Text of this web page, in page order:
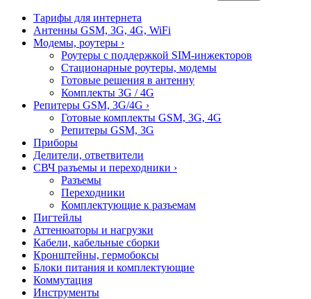
Тарифы для интернета
Антенны GSM, 3G, 4G, WiFi
Модемы, роутеры ›
Роутеры с поддержкой SIM-инжекторов
Стационарные роутеры, модемы
Готовые решения в антенну
Комплекты 3G / 4G
Репитеры GSM, 3G/4G ›
Готовые комплекты GSM, 3G, 4G
Репитеры GSM, 3G
Приборы
Делители, ответвители
СВЧ разъемы и переходники ›
Разъемы
Переходники
Комплектующие к разъемам
Пигтейлы
Аттенюаторы и нагрузки
Кабели, кабельные сборки
Кронштейны, гермобоксы
Блоки питания и комплектующие
Коммутация
Инструменты